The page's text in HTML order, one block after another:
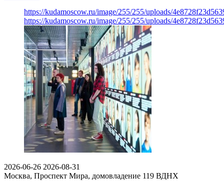
https://kudamoscow.ru/image/255/255/uploads/
https://kudamoscow.ru/image/255/255/uploads/
2026-06-26 2026-08-31
Москва, Проспект Мира, домовладение 119 ВДНХ